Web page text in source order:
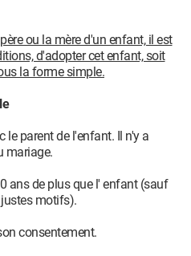
ou la mère d'un enfant, il est
d'adopter cet enfant, soit
la forme simple.
le parent de l'enfant. Il n'y a
mariage.
ans de plus que l' enfant (sauf
motifs).
consentement.